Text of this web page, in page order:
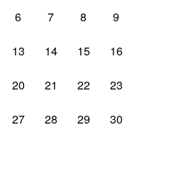
6 7 8 9
13 14 15 16
20 21 22 23
27 28 29 30